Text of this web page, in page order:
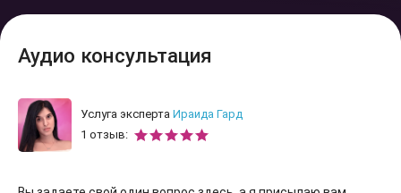
Аудио консультация
Услуга экспертаИраида Гард
1 отзыв: